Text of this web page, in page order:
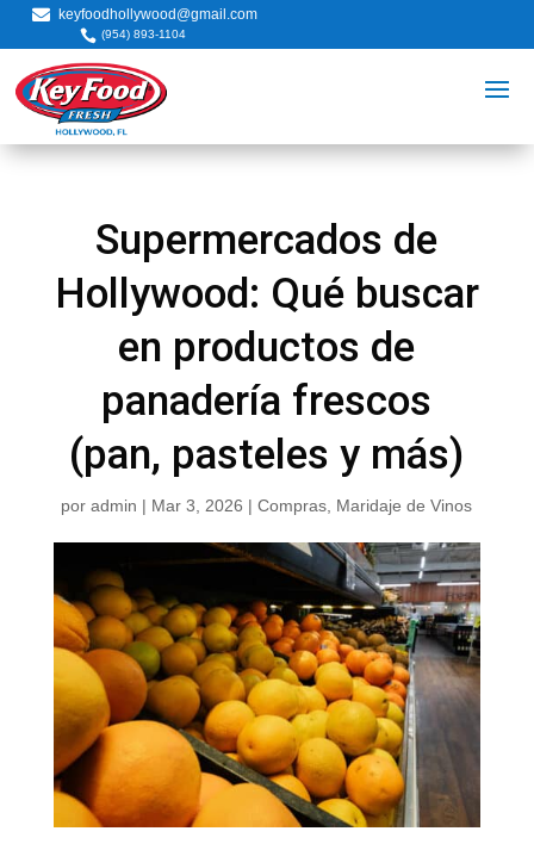

keyfoodhollywood@gmail.com
 (954) 893-1104
Supermercados de
Hollywood: Qué buscar
en productos de
panadería frescos
(pan, pasteles y más)
poradmin | Mar 3, 2026 |Compras Maridaje de Vinos